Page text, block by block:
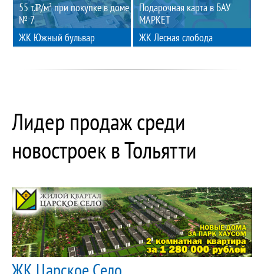
ЖК Южный бульвар
55 т. /м2при покупке в доме
№ 7
ЖК Лесная слобода
Подарочная карта в БАУ
МАРКЕТ
Лидер продаж среди
новостроек в Тольятти